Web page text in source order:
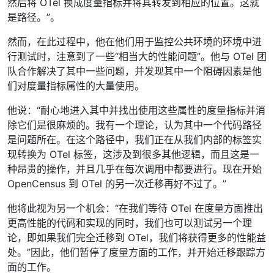
然后将 OTel 换成度量指标并将其转发到相应的位置。这就
是路径。”。
然而，在此过程中，他在他们用于监控公共环境的环境中进
行测试时，注意到了一些“相当大的性能问题”。他与 OTel 团
队合作解决了其中一些问题，并发现其中一个阻碍因素是他
们对度量指标属性的大量使用。
他说：“耐心地进入其中并找出使用这些属性的度量指标并消
除它们是很麻烦的。我有一个理论，认为其中一个代码路径
是问题所在。在这个路径中，我们正在从我们内部的标签实
现转换为 OTel 标签，这涉及到很多其他逻辑，而且这是一
种昂贵的操作，并且几乎在每次调用中都要进行。现在开始
OpenCensus 到 OTel 的另一次迁移再好不过了。”
他将此视为另一个机会：“在我们等待 OTel 在度量方面推出
更高性能的代码和实现的同时，我们也可以测试另一个理
论，即如果我们完全迁移到 OTel，我们将获得更多的性能益
处。”因此，他们暂停了度量方面的工作，并开始迁移跟踪方
面的工作。